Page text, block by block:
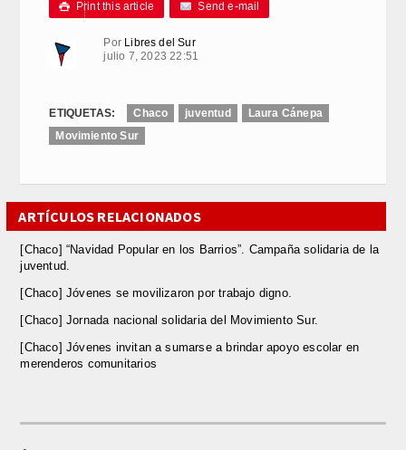
 Print this article Send e-mail
Por Libres del Sur
julio 7, 2023 22:51
ETIQUETAS: Chaco juventud
Laura Cánepa
Movimiento Sur
ARTÍCULOS RELACIONADOS
[Chaco] “Navidad Popular en los Barrios”. Campaña solidaria de la
juventud.
[Chaco] Jóvenes se movilizaron por trabajo digno.
[Chaco] Jornada nacional solidaria del Movimiento Sur.
[Chaco] Jóvenes invitan a sumarse a brindar apoyo escolar en
merenderos comunitarios